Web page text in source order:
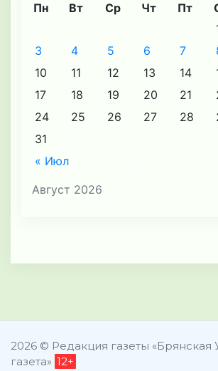
Август 2026
Пн Вт Ср Чт Пт
« Июл
3
4 5 6 7
10
11 12 13 14
17
18 19 20 21
24
25 26 27 28
31
2026 © Редакция газеты «Брянская
газета» 12+